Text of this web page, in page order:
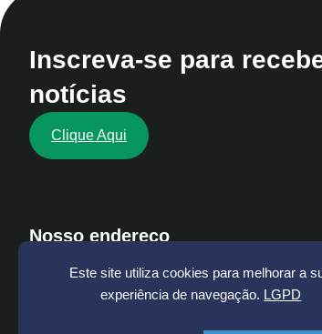
Este site utiliza cookies para melhorar a
experiência de navegação. LGPD
Inscreva-se para
notícias
Clique Aqui
Nosso endereço
Rua dos Tupinambás, 468 - Belo
Gerais